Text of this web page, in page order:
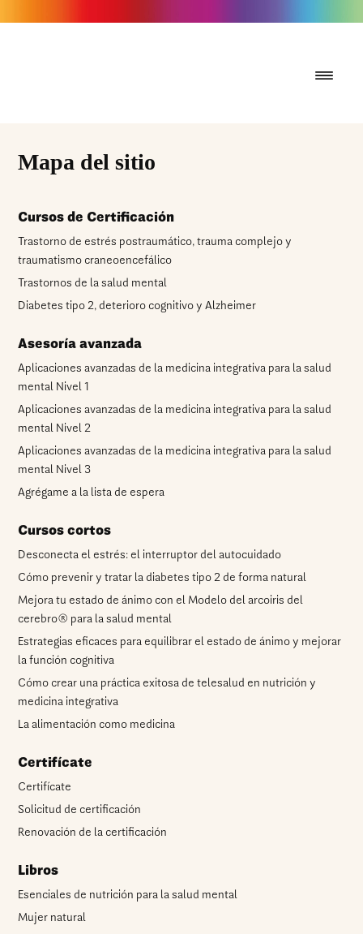
Mapa del sitio
Cursos de Certificación
Trastorno de estrés postraumático, trauma complejo y
traumatismo craneoencefálico
Trastornos de la salud mental
Diabetes tipo 2, deterioro cognitivo y Alzheimer
Asesoría avanzada
Aplicaciones avanzadas de la medicina integrativa para la salud
mental Nivel 1
Aplicaciones avanzadas de la medicina integrativa para la salud
mental Nivel 2
Aplicaciones avanzadas de la medicina integrativa para la salud
mental Nivel 3
Agrégame a la lista de espera
Cursos cortos
Desconecta el estrés: el interruptor del autocuidado
Cómo prevenir y tratar la diabetes tipo 2 de forma natural
Mejora tu estado de ánimo con el Modelo del arcoiris del
cerebro® para la salud mental
Estrategias eficaces para equilibrar el estado de ánimo y mejorar
la función cognitiva
Cómo crear una práctica exitosa de telesalud en nutrición y
medicina integrativa
La alimentación como medicina
Certifícate
Certifícate
Solicitud de certificación
Renovación de la certificación
Libros
Esenciales de nutrición para la salud mental
Mujer natural